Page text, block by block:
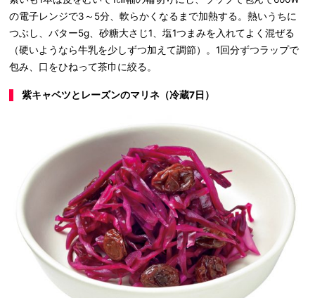
の電子レンジで3～5分、軟らかくなるまで加熱する。熱いうちに
つぶし、バター5g、砂糖大さじ1、塩1つまみを入れてよく混ぜる
（硬いようなら牛乳を少しずつ加えて調節）。1回分ずつラップで
包み、口をひねって茶巾に絞る。
紫キャベツとレーズンのマリネ（冷蔵7日）